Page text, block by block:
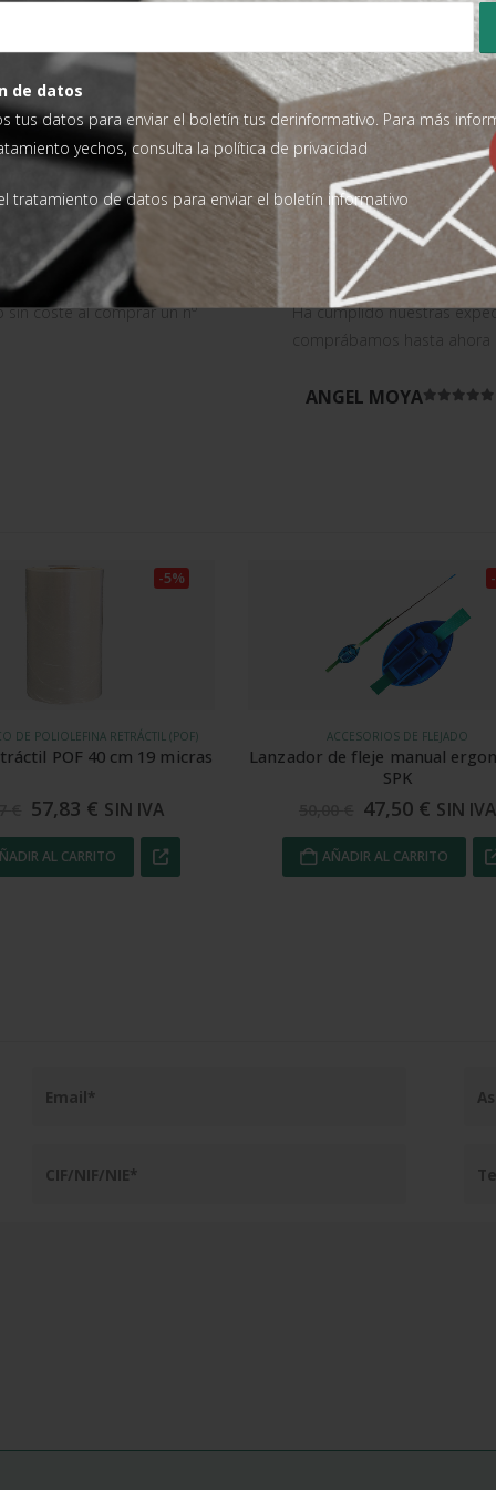
de datos
tus datos para enviar el boletín tus derinformativo. Para más
yechos, consulta la política de privacidad
tratamiento de datos para enviar el boletín informativo
AÑADIR AL CARRITO AÑADIR AL CARRITO
sin coste al comprar un nº
Ha cumplido nuestras
comprábamos hasta
ANGEL MOYA
ACCESORIOS DE FLEJADO
de fleje manual ergonómico
€ 47,50 € SIN IVA
-5%
AÑADIR AL CARRITO
FILM ESTIRABLE MANUAL CON
Bobina film manual 50 cm
(6Kg) para Wrapman y
€ 1.748,96€
AÑADIR AL CARRITO